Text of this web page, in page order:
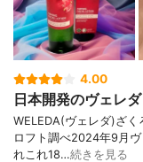
4.00
日本開発のヴェレダ
WELEDA(ヴェレダ)ざ
ロフト調べ2024年9月
れこれ18…続きを見る